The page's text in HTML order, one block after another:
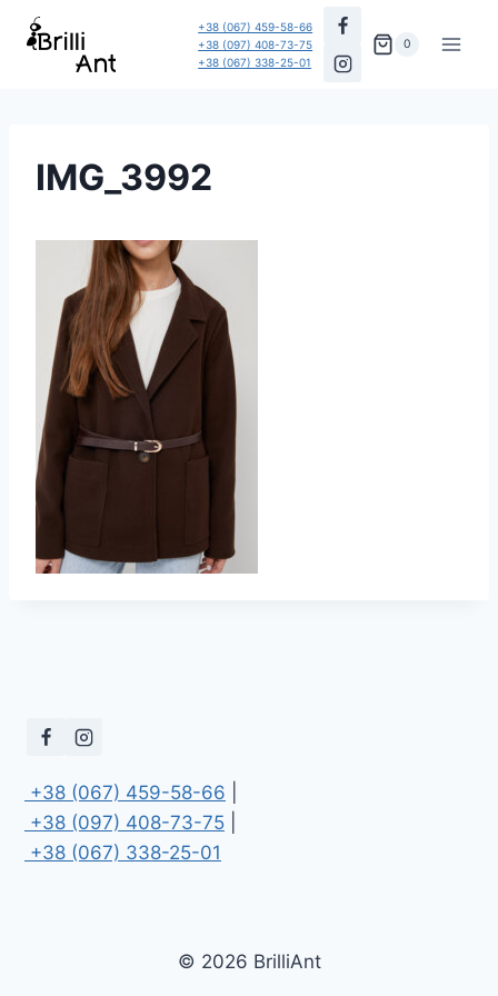
Перейти
+38 (067) 459-58-66
+38 (097) 408-73-75
+38 (067) 338-25-01
0
IMG_3992
+38 (067) 459-58-66
+38 (097) 408-73-75
+38 (067) 338-25-01
© 2026 BrilliAnt